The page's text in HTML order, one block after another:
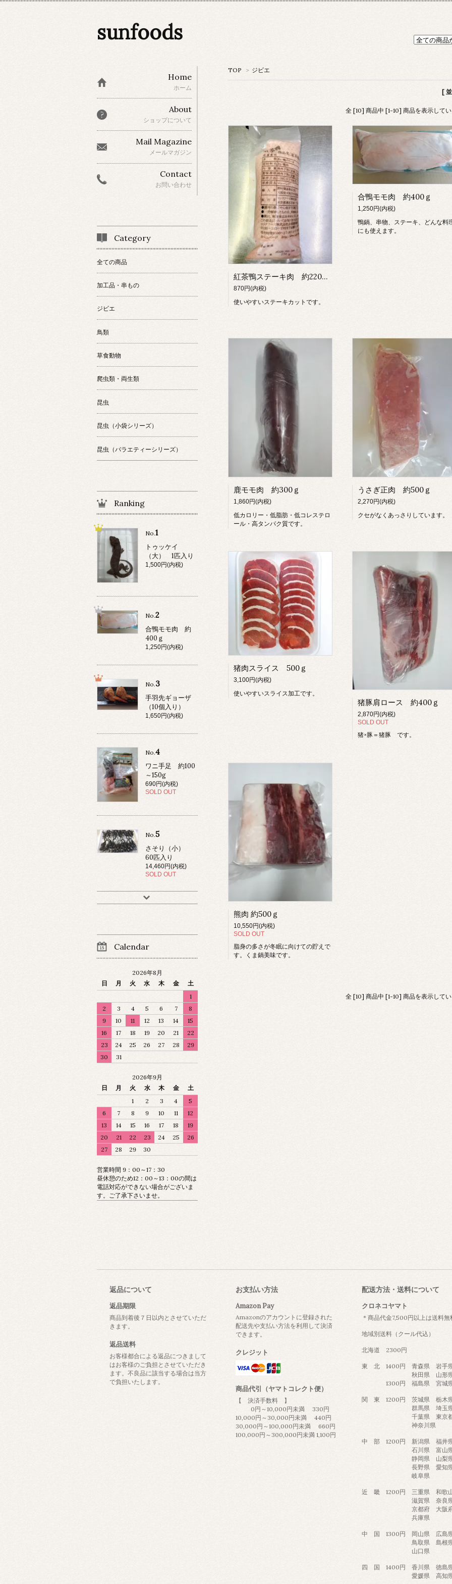
sunfoods
TOP > ジビエ
[
全 [10] 商品中 [1-10] 商品を表示して
紅茶鴨ステーキ肉 約220～250ｇ
870円(内税)
使いやすいステーキカットです。
合鴨モモ肉 約400ｇ
1,250円(内税)
鴨鍋、串物、ステーキ、どんな料
にも使えます。
鹿モモ肉 約300ｇ
1,860円(内税)
低カロリー・低脂肪・低コレステロ
ール・高タンパク質です。
うさぎ正肉 約500ｇ
2,270円(内税)
クセがなくあっさりしています。
猪肉スライス 500ｇ
3,100円(内税)
使いやすいスライス加工です。
猪豚肩ロース 約400ｇ
2,870円(内税)
SOLD OUT
猪×豚＝猪豚 です。
熊肉 約500ｇ
10,550円(内税)
SOLD OUT
脂身の多さが冬眠に向けての貯えで
す。くま鍋美味です。
全 [10] 商品中 [1-10] 商品を表示して
Home
ホーム
About
ショップについて
Mail Magazine
メールマガジン
Contact
お問い合わせ
Category
全ての商品
加工品・串もの
ジビエ
鳥類
草食動物
爬虫類・両生類
昆虫
昆虫（小袋シリーズ）
昆虫（バラエティーシリーズ）
Ranking
No.1
トゥッケイ
（大） 1匹入り
1,500円(内税)
No.2
合鴨モモ肉 約
400ｇ
1,250円(内税)
No.3
手羽先ギョーザ
（10個入り）
1,650円(内税)
No.4
ワニ手足 約100
～150g
690円(内税)
SOLD OUT
No.5
さそり（小）
60匹入り
14,460円(内税)
SOLD OUT
Calendar
2026年8月
日
月 火 水 木 金
土
1
2
3 4 5 6 7
8
9
10 11 12 13 14
15
16
17 18 19 20 21
22
23
24 25 26 27 28
29
30
31
2026年9月
日
月 火 水 木 金
土
1
2 3 4
5
6
7 8 9 10 11
12
13
14 15 16 17 18
19
20
21 22 23 24 25
26
27
28 29 30
営業時間 9：00～17：30
昼休憩のため12：00～13：00の間は
電話対応ができない場合がございま
す。ご了承下さいませ。
返品について
返品期限
商品到着後７日以内とさせていただ
きます。
返品送料
お客様都合による返品につきまして
はお客様のご負担とさせていただき
ます。不良品に該当する場合は当方
で負担いたします。
お支払い方法
Amazon Pay
Amazonのアカウントに登録された
配送先や支払い方法を利用して決済
できます。
クレジット
商品代引（ヤマトコレクト便）
【 決済手数料 】
0円～10,000円未満 330円
10,000円～30,000円未満 440円
30,000円～100,000円未満 660円
100,000円～300,000円未満 1,100円
配送方法・送料について
クロネコヤマト
＊商品代金7,500円以上は送料無
地域別送料（クール代込）
北海道 2300円
東 北 1400円 青森県 岩手
秋田県 山形
1300円 福島県 宮城
関 東 1200円 茨城県 栃
群馬県 埼玉
千葉県 東京
神奈川県
中 部 1200円 新潟県 福
石川県 富山
静岡県 山梨
長野県 愛知
岐阜県
近 畿 1200円 三重県 和歌
滋賀県 奈良
京都府 大阪
兵庫県
中 国 1300円 岡山県 広島
鳥取県 島根
山口県
四 国 1400円 香川県 徳島
愛媛県 高知